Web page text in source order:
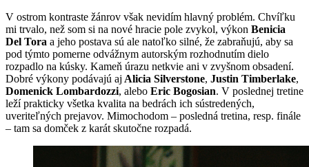
V ostrom kontraste žánrov však nevidím hlavný problém. Chvíľku
mi trvalo, než som si na nové hracie pole zvykol, výkon Benicia
Del Tora a jeho postava sú ale natoľko silné, že zabraňujú, aby sa
pod týmto pomerne odvážnym autorským rozhodnutím dielo
rozpadlo na kúsky. Kameň úrazu netkvie ani v zvyšnom obsadení.
Dobré výkony podávajú aj Alicia Silverstone, Justin Timberlake,
Domenick Lombardozzi, alebo Eric Bogosian. V poslednej tretine
leží prakticky všetka kvalita na bedrách ich sústredených,
uveriteľných prejavov. Mimochodom – posledná tretina, resp. finále
– tam sa domček z karát skutočne rozpadá.